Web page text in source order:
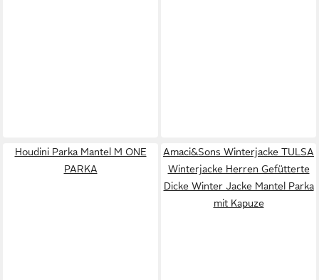
Houdini Parka Mantel M ONE
PARKA
Amaci&Sons Winterjacke TULSA
Winterjacke Herren Gefütterte
Dicke Winter Jacke Mantel Parka
mit Kapuze